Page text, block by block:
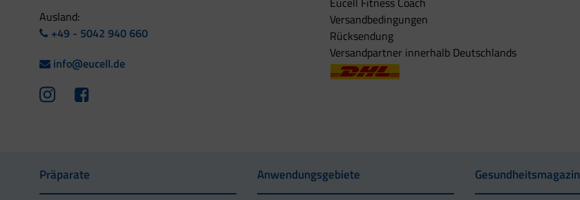
Ausland:
+49 - 5042 940 660
info@eucell.de
Versandbedingungen
Rücksendung
Versandpartner innerhalb Deutschlands
Präparate Anwendungsgebiete Gesundheitsmagazin